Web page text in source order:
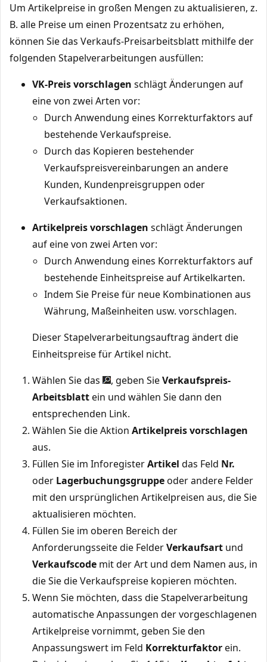
Um Artikelpreise in großen Mengen zu aktualisieren, z.
B. alle Preise um einen Prozentsatz zu erhöhen,
können Sie das Verkaufs-Preisarbeitsblatt mithilfe der
folgenden Stapelverarbeitungen ausfüllen:
VK-Preis vorschlagen schlägt Änderungen auf
eine von zwei Arten vor:
Durch Anwendung eines Korrekturfaktors auf
bestehende Verkaufspreise.
Durch das Kopieren bestehender
Verkaufspreisvereinbarungen an andere
Kunden, Kundenpreisgruppen oder
Verkaufsaktionen.
Artikelpreis vorschlagen schlägt Änderungen
auf eine von zwei Arten vor:
Durch Anwendung eines Korrekturfaktors auf
bestehende Einheitspreise auf Artikelkarten.
Indem Sie Preise für neue Kombinationen aus
Währung, Maßeinheiten usw. vorschlagen.
Dieser Stapelverarbeitungsauftrag ändert die
Einheitspreise für Artikel nicht.
Wählen Sie das
, geben SieVerkaufspreis-
Arbeitsblattein und wählen Sie dann den
entsprechenden Link.
Wählen Sie die Aktion Artikelpreis vorschlagen
aus.
Füllen Sie im InforegisterArtikel das Feld Nr.
oder Lagerbuchungsgruppeoder andere Felder
mit den ursprünglichen Artikelpreisen aus, die Sie
aktualisieren möchten.
Füllen Sie im oberen Bereich der
Anforderungsseite die FelderVerkaufsart und
Verkaufscode mit der Art und dem Namen aus, in
die Sie die Verkaufspreise kopieren möchten.
Wenn Sie möchten, dass die Stapelverarbeitung
automatische Anpassungen der vorgeschlagenen
Artikelpreise vornimmt, geben Sie den
Anpassungswert im Feld Korrekturfaktorein.